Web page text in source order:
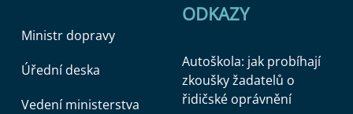
Ministr dopravy
Úřední deska
Vedení ministerstva
ODKAZY
Autoškola: jak probíhají
zkoušky žadatelů o
řidičské oprávnění